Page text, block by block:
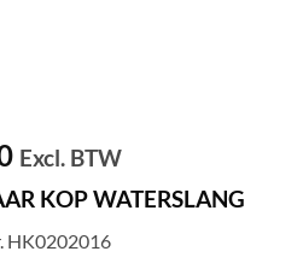
Excl. BTW
KOP WATERSLANG
HK0202016